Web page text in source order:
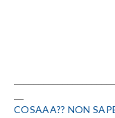
COSAAA?? NON